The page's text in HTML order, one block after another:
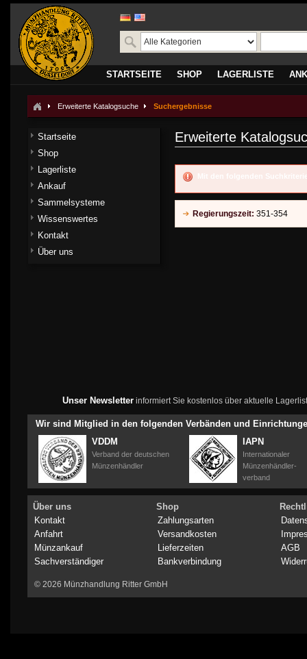
STARTSEITE SHOP LAGERLISTE
Erweiterte Katalogsuche Suchergebnisse
Erweiterte
Mit den folgenden
Regierungszeit: 351-354
Startseite
Shop
Lagerliste
Ankauf
Sammelsysteme
Wissenswertes
Kontakt
Über uns
Unser Newsletterinformiert Sie kostenlos über aktuelle
Wir sind Mitglied in den folgenden Verbänden und
VDDM
Verband der deutschen
Münzenhändler
IAPN
Internationaler
Münzenhändler-
verband
Über uns
Kontakt
Anfahrt
Münzankauf
Sachverständiger
Shop
Zahlungsarten
Versandkosten
Lieferzeiten
Bankverbindung
AGB
© 2026 Münzhandlung Ritter GmbH